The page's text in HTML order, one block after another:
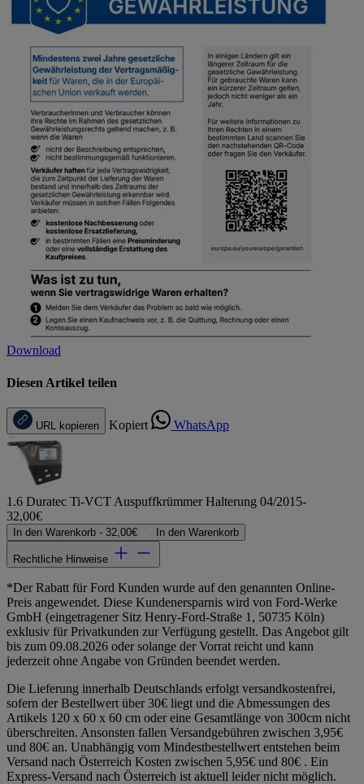
Download
Diesen Artikel teilen
URL kopieren Kopiert WhatsApp
1.6 Duratec Ti-VCT Auspuffkrümmer Halterung 04/2015-
32,00€
In den Warenkorb - 32,00€ In den Warenkorb
Rechtliche Hinweise
*Der Rabatt für Ford Kunden wurde auf den genannten Online-
Preis angewendet. Diese Kundenersparnis wird von Ford-Werke
GmbH (eingetragener Sitz Henry-Ford-Straße 1, 50735 Köln)
exklusiv für Privatkunden zur Verfügung gestellt. Das Angebot gilt
bis zum 09.08.2026 oder solange der Vorrat reicht und kann
jederzeit ohne Angabe von Gründen beendet werden.
Die Lieferung innerhalb Deutschlands erfolgt versandkostenfrei,
sofern der Bestellwert über 30€ liegt und die Abmessungen des
Artikels 120 x 60 x 60 cm oder eine Gesamtlänge von 300cm nicht
überschreiten. Ansonsten fallen Versandgebühren zwischen 3,95€
und 80€ an. Unabhängig vom Mindestbestellwert entstehen beim
Versand nach Österreich Kosten zwischen 5,95€ und 80€ . Ein
Express-Versand nach Österreich ist aktuell leider nicht möglich.